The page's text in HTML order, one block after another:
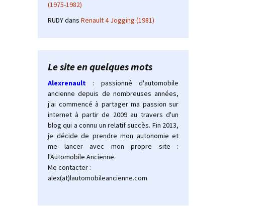
(1975-1982)
RUDYdans Renault 4 Jogging (1981)
Le site en quelques mots
Alexrenault
: passionné d'automobile
ancienne depuis de nombreuses années,
j'ai commencé à partager ma passion sur
internet à partir de 2009 au travers d'un
blog qui a connu un relatif succès. Fin 2013,
je décide de prendre mon autonomie et
me lancer avec mon propre site :
l'Automobile Ancienne.
Me contacter :
alex(at)lautomobileancienne.com